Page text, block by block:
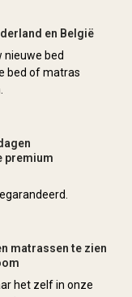
en België
nieuwe bed
bed of matras
premium
matrassen te zien
het zelf in onze